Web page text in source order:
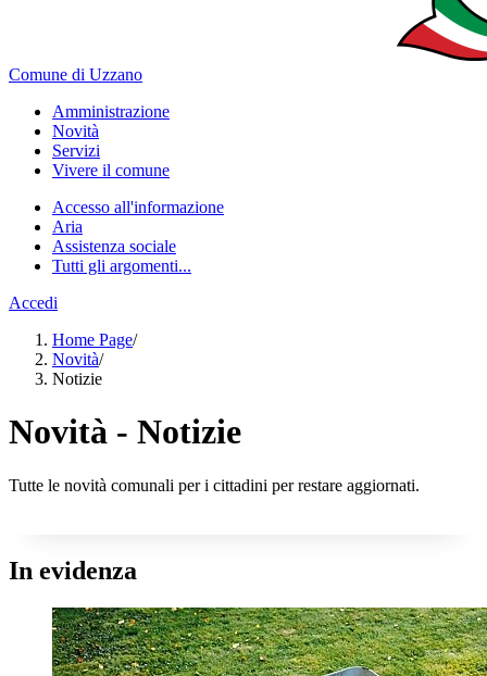
Comune di Uzzano
Amministrazione
Novità
Servizi
Vivere il comune
Accesso all'informazione
Aria
Assistenza sociale
Tutti gli argomenti...
Accedi
Home Page/
Novità/
Notizie
Novità - Notizie
Tutte le novità comunali per i cittadini per restare aggiornati.
In evidenza